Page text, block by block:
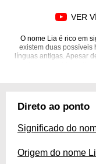
VER
O nome Lia é rico em
existem duas possíveis
línguas antigas. Apesar
conhece uma Lia, saiba
compostos.
Direto ao ponto
Significado do
Origem do nome